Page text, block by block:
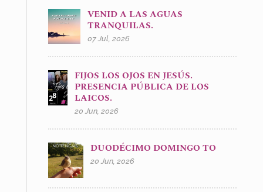
VENID A LAS AGUAS
TRANQUILAS.
07 Jul, 2026
FIJOS LOS OJOS EN JESÚS.
PRESENCIA PÚBLICA DE LOS
LAICOS.
20 Jun, 2026
DUODÉCIMO DOMINGO TO
20 Jun, 2026